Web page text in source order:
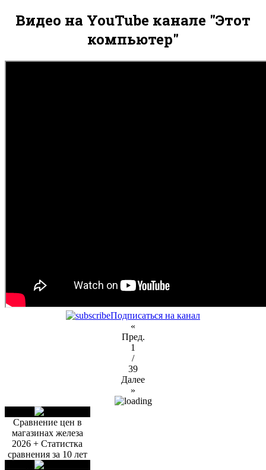
Видео на YouTube канале "Этот
компьютер"
Подписаться на канал
«
Пред.
1
/
39
Далее
»
Сравнение цен в
магазинах железа
2026 + Статистка
сравнения за 10 лет